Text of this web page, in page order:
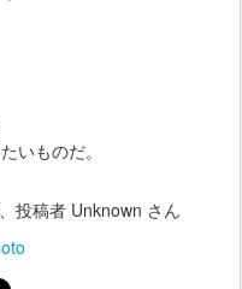
いものだ。
投稿者 Unknown さん